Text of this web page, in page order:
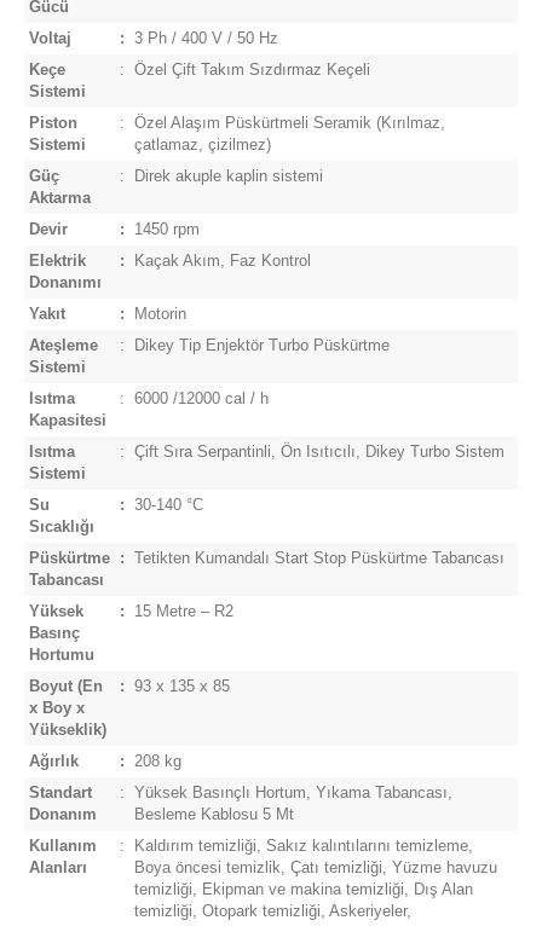
Gücü
Voltaj :
3 Ph / 400 V / 50 Hz
Keçe
Sistemi
: Özel Çift Takım Sızdırmaz Keçeli
Piston
Sistemi
:
Özel Alaşım Püskürtmeli Seramik (Kırılmaz,
çatlamaz, çizilmez)
Güç
Aktarma
: Direk akuple kaplin sistemi
Devir :
1450 rpm
Elektrik
Donanımı
: Kaçak Akım, Faz Kontrol
Yakıt :
Motorin
Ateşleme
Sistemi
: Dikey Tip Enjektör Turbo Püskürtme
Isıtma
Kapasitesi
: 6000 /12000 cal / h
Isıtma
Sistemi
: Çift Sıra Serpantinli, Ön Isıtıcılı, Dikey Turbo Sistem
Su
Sıcaklığı
: 30-140 °C
Püskürtme
Tabancası
: Tetikten Kumandalı Start Stop Püskürtme Tabancası
Yüksek
Basınç
Hortumu
: 15 Metre – R2
Boyut (En
x Boy x
Yükseklik)
: 93 x 135 x 85
Ağırlık :
208 kg
Standart
Donanım
:
Yüksek Basınçlı Hortum, Yıkama Tabancası,
Besleme Kablosu 5 Mt
Kullanım
Alanları
:
Kaldırım temizliği, Sakız kalıntılarını temizleme,
Boya öncesi temizlik, Çatı temizliği, Yüzme havuzu
temizliği, Ekipman ve makina temizliği, Dış Alan
temizliği, Otopark temizliği, Askeriyeler,